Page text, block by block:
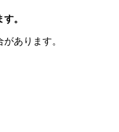
。
あります。